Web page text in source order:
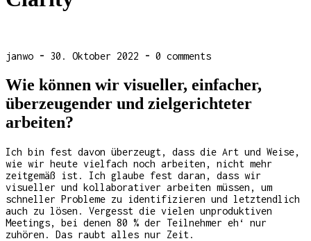
janwo - 30. Oktober 2022 - 0 comments
Wie können wir visueller, einfacher,
überzeugender und zielgerichteter
arbeiten?
Ich bin fest davon überzeugt, dass die Art und Weise,
wie wir heute vielfach noch arbeiten, nicht mehr
zeitgemäß ist. Ich glaube fest daran, dass wir
visueller und kollaborativer arbeiten müssen, um
schneller Probleme zu identifizieren und letztendlich
auch zu lösen. Vergesst die vielen unproduktiven
Meetings, bei denen 80 % der Teilnehmer eh‘ nur
zuhören. Das raubt alles nur Zeit.